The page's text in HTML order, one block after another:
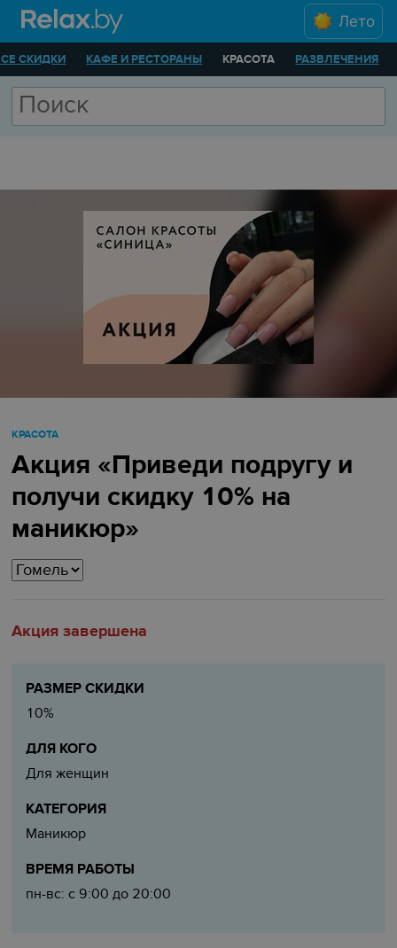
Лето
СКИДКИ КАФЕ И РЕСТОРАНЫ КРАСОТА РАЗВЛЕЧЕНИЯ
КРАСОТА
Акция «Приведи подругу и
получи скидку 10% на
маникюр»
Акция завершена
РАЗМЕР СКИДКИ
10%
ДЛЯ КОГО
Для женщин
КАТЕГОРИЯ
Маникюр
ВРЕМЯ РАБОТЫ
пн-вс: с 9:00 до 20:00